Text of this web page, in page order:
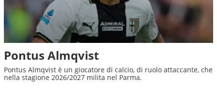
Pontus Almqvist
Pontus Almqvist è un giocatore di calcio, di ruolo attaccante, che
nella stagione 2026/2027 milita nel Parma.